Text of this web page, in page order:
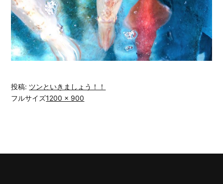
投稿: ツンといきましょう！！
フルサイズ1200 × 900